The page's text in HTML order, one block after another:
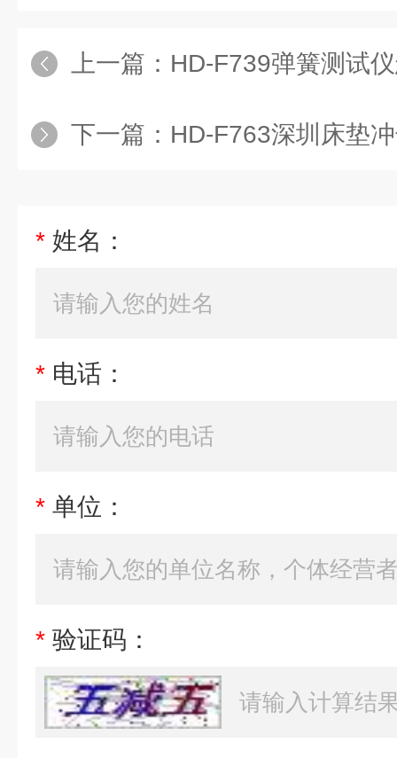
上一篇： HD-F739弹簧测试
下一篇： HD-F763深圳床垫
* 姓名：
* 电话：
* 单位：
* 验证码：